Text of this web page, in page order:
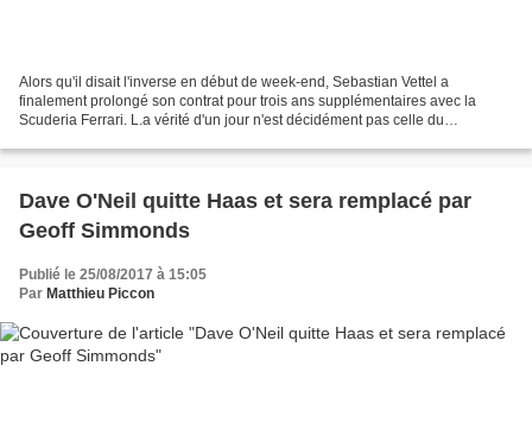
Alors qu'il disait l'inverse en début de week-end, Sebastian Vettel a
finalement prolongé son contrat pour trois ans supplémentaires avec la
Scuderia Ferrari. L.a vérité d'un jour n'est décidément pas celle du
Dave O'Neil quitte Haas et sera remplacé par
Geoff Simmonds
Publié le 25/08/2017 à 15:05
Par Matthieu Piccon